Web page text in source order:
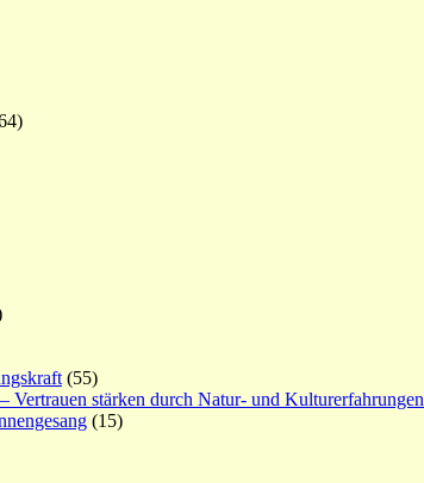
(55)
Vertrauen stärken durch Natur- und Kulturerfahrungen
(15)